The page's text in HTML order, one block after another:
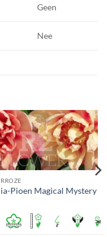
Geen
Nee
Pioen Magical Mystery